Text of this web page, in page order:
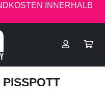
INNERHALB